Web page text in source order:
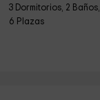
3 Dormitorios, 2 Baños,
6 Plazas